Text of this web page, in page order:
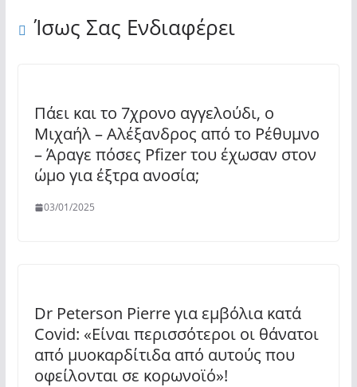
Ίσως Σας Ενδιαφέρει
Πάει και το 7χρονο αγγελούδι, ο
Μιχαήλ – Αλέξανδρος από το Ρέθυμνο
– Άραγε πόσες Pfizer του έχωσαν στον
ώμο για έξτρα ανοσία;
03/01/2025
Dr Peterson Pierre για εμβόλια κατά
Covid: «Είναι περισσότεροι οι θάνατοι
από μυοκαρδίτιδα από αυτούς που
οφείλονται σε κορωνοϊό»!